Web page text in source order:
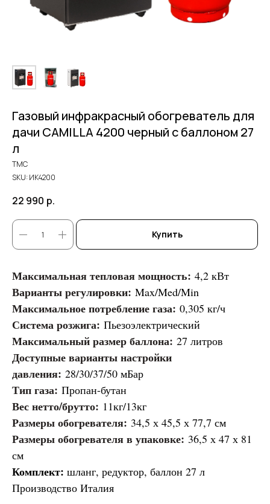
Газовый инфракрасный обогреватель для
дачи CAMILLA 4200 черный с баллоном 27
л
ТМС
SKU:ИК4200
22 990 р.
Купить
Максимальная тепловая мощность: 4,2 кВт
Варианты регулировки: Max/Med/Min
Максимальное потребление газа: 0,305 кг/ч
Система розжига: Пьезоэлектрический
Максимальный размер баллона: 27 литров
Доступные варианты настройки
давления: 28/30/37/50 мБар
Тип газа: Пропан-бутан
Вес нетто/брутто: 11кг/13кг
Размеры обогревателя: 34,5 х 45,5 х 77,7 см
Размеры обогревателя в упаковке: 36,5 х 47 х 81
см
Комплект: шланг, редуктор, баллон 27 л
Производство Италия